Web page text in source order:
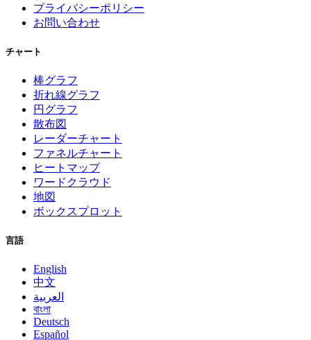
プライバシーポリシー
お問い合わせ
チャート
棒グラフ
折れ線グラフ
円グラフ
散布図
レーダーチャート
ファネルチャート
ヒートマップ
ワードクラウド
地図
ボックスプロット
言語
English
中文
العربية
বাংলা
Deutsch
Español